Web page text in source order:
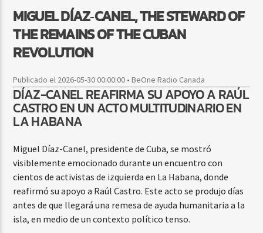
2:00 PM 5:00 PM
MIGUEL DÍAZ‑CANEL, THE STEWARD OF
THE REMAINS OF THE CUBAN
REVOLUTION
Publicado el 2026-05-30 00:00:00 • BeOne Radio Canada
DÍAZ-CANEL REAFIRMA SU APOYO A RAÚL
CASTRO EN UN ACTO MULTITUDINARIO EN
LA HABANA
Miguel Díaz-Canel, presidente de Cuba, se mostró
visiblemente emocionado durante un encuentro con
cientos de activistas de izquierda en La Habana, donde
reafirmó su apoyo a Raúl Castro. Este acto se produjo días
antes de que llegará una remesa de ayuda humanitaria a la
isla, en medio de un contexto político tenso.